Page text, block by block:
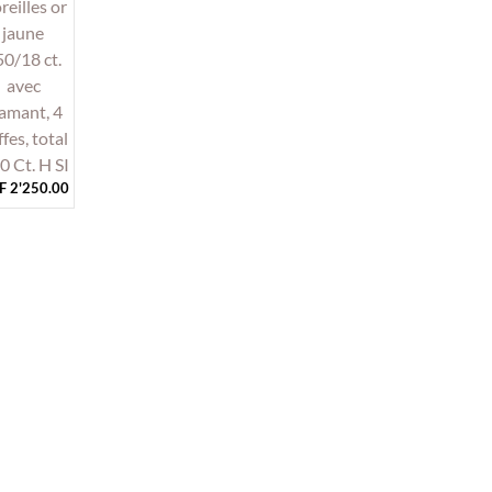
2'250.00